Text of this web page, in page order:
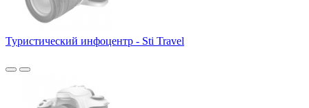
Туристический инфоцентр - Sti Travel